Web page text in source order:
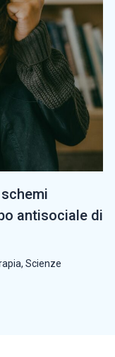
antisociale di
, Scienze